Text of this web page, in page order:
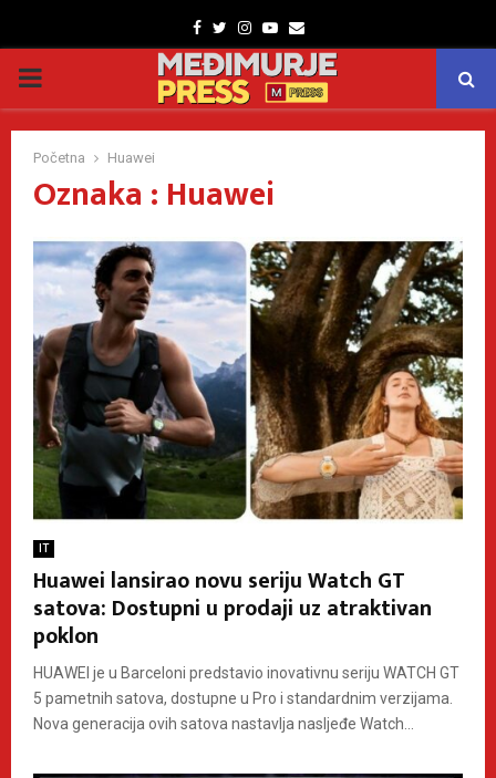
Facebook
TwitterInstagram
Youtube
Email
PRIMARY
MENU
Početna Huawei
Oznaka : Huawei
IT
Huawei lansirao novu seriju Watch GT
satova: Dostupni u prodaji uz atraktivan
poklon
HUAWEI je u Barceloni predstavio inovativnu seriju WATCH GT
5 pametnih satova, dostupne u Pro i standardnim verzijama.
Nova generacija ovih satova nastavlja nasljeđe Watch...